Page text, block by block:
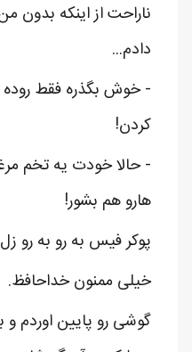
ناراحت از اینکه بدون
دادم...
- خوش بگذره فقط
کردن!
- حالا خودت یه تخم
هارو هم بشور!
پوکر فیس به رو به رو
خیلی ممنون خداحافظ.
گوشی رو پایین اوردم